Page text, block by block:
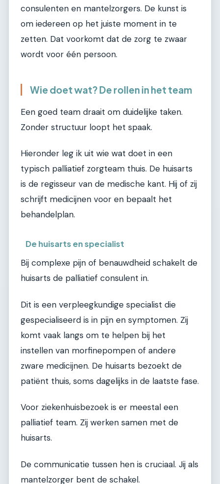
consulenten en mantelzorgers. De kunst is
om iedereen op het juiste moment in te
zetten. Dat voorkomt dat de zorg te zwaar
wordt voor één persoon.
Wie doet wat? De rollen in het team
Een goed team draait om duidelijke taken.
Zonder structuur loopt het spaak.
Hieronder leg ik uit wie wat doet in een
typisch palliatief zorgteam thuis. De huisarts
is de regisseur van de medische kant. Hij of zij
schrijft medicijnen voor en bepaalt het
behandelplan.
De huisarts en specialist
Bij complexe pijn of benauwdheid schakelt de
huisarts de palliatief consulent in.
Dit is een verpleegkundige specialist die
gespecialiseerd is in pijn en symptomen. Zij
komt vaak langs om te helpen bij het
instellen van morfinepompen of andere
zware medicijnen. De huisarts bezoekt de
patiënt thuis, soms dagelijks in de laatste fase.
Voor ziekenhuisbezoek is er meestal een
palliatief team. Zij werken samen met de
huisarts.
De communicatie tussen hen is cruciaal. Jij als
mantelzorger bent de schakel.